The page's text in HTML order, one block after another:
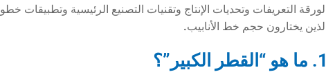
الورقة التعريفات وتحديات الإنتاج وتقنيات التصنيع الرئيسية وتطبيقات
الذين يختارون حجم خط الأنابيب.
1. ما هو “القطر الكبير”؟